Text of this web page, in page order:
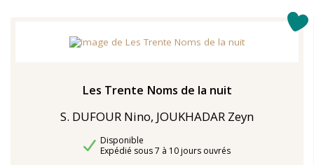
Les Trente Noms de la nuit
S. DUFOUR Nino, JOUKHADAR Zeyn
Disponibilité
Disponible
Délais de livraison
Expédié sous 7 à 10 jours ouvrés